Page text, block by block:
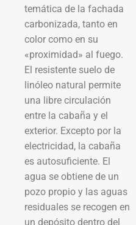
temática de la fachada
carbonizada, tanto en
color como en su
«proximidad» al fuego.
El resistente suelo de
linóleo natural permite
una libre circulación
entre la cabaña y el
exterior. Excepto por la
electricidad, la cabaña
es autosuficiente. El
agua se obtiene de un
pozo propio y las aguas
residuales se recogen en
un depósito dentro del